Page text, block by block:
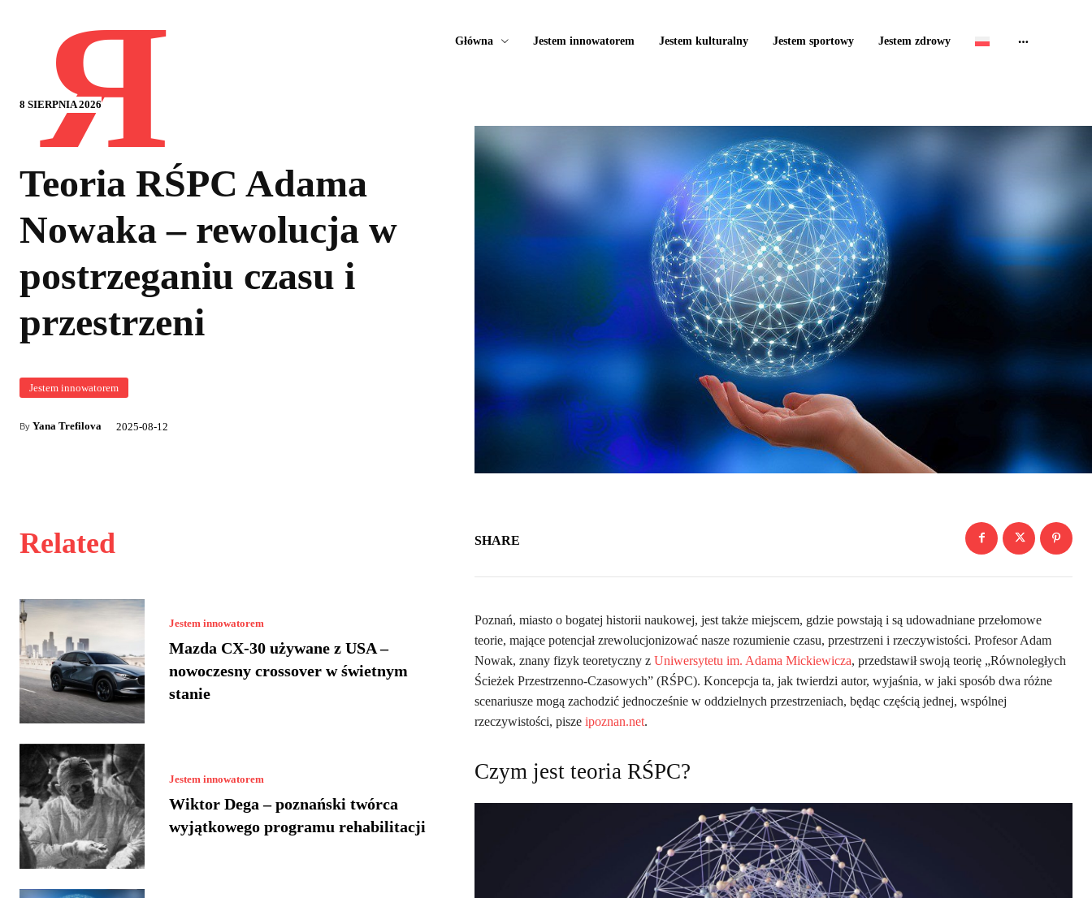
8 SIERPNIA 2026
Я Główna Jestem innowatorem Jestem kulturalny Jestem sportowy Jestem zdrowy
Teoria RŚPC Adama
Nowaka – rewolucja w
postrzeganiu czasu i
przestrzeni
Jestem innowatorem
By Yana Trefilova 2025-08-12
Related
Jestem innowatorem
Mazda CX-30 używane z USA –
nowoczesny crossover w świetnym
stanie
Jestem innowatorem
Wiktor Dega – poznański twórca
wyjątkowego programu rehabilitacji
SHARE
Poznań, miasto o bogatej historii naukowej, jest także miejscem, gdzie powstają i są udowadniane przełomowe
teorie, mające potencjał zrewolucjonizować nasze rozumienie czasu, przestrzeni i rzeczywistości. Profesor Adam
Nowak, znany fizyk teoretyczny z Uniwersytetu im. Adama Mickiewicza, przedstawił swoją teorię „Równoległych
Ścieżek Przestrzenno-Czasowych” (RŚPC). Koncepcja ta, jak twierdzi autor, wyjaśnia, w jaki sposób dwa różne
scenariusze mogą zachodzić jednocześnie w oddzielnych przestrzeniach, będąc częścią jednej, wspólnej
rzeczywistości, pisze ipoznan.net.
Czym jest teoria RŚPC?